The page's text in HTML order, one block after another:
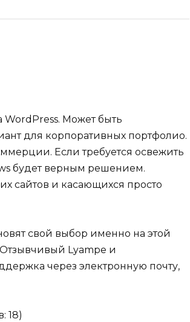
WordPress. Может быть
для корпоративных портфолио.
Если требуется освежить
будет верным решением.
сайтов и касающихся просто
свой выбор именно на этой
Lyampe и
через электронную почту,
18)